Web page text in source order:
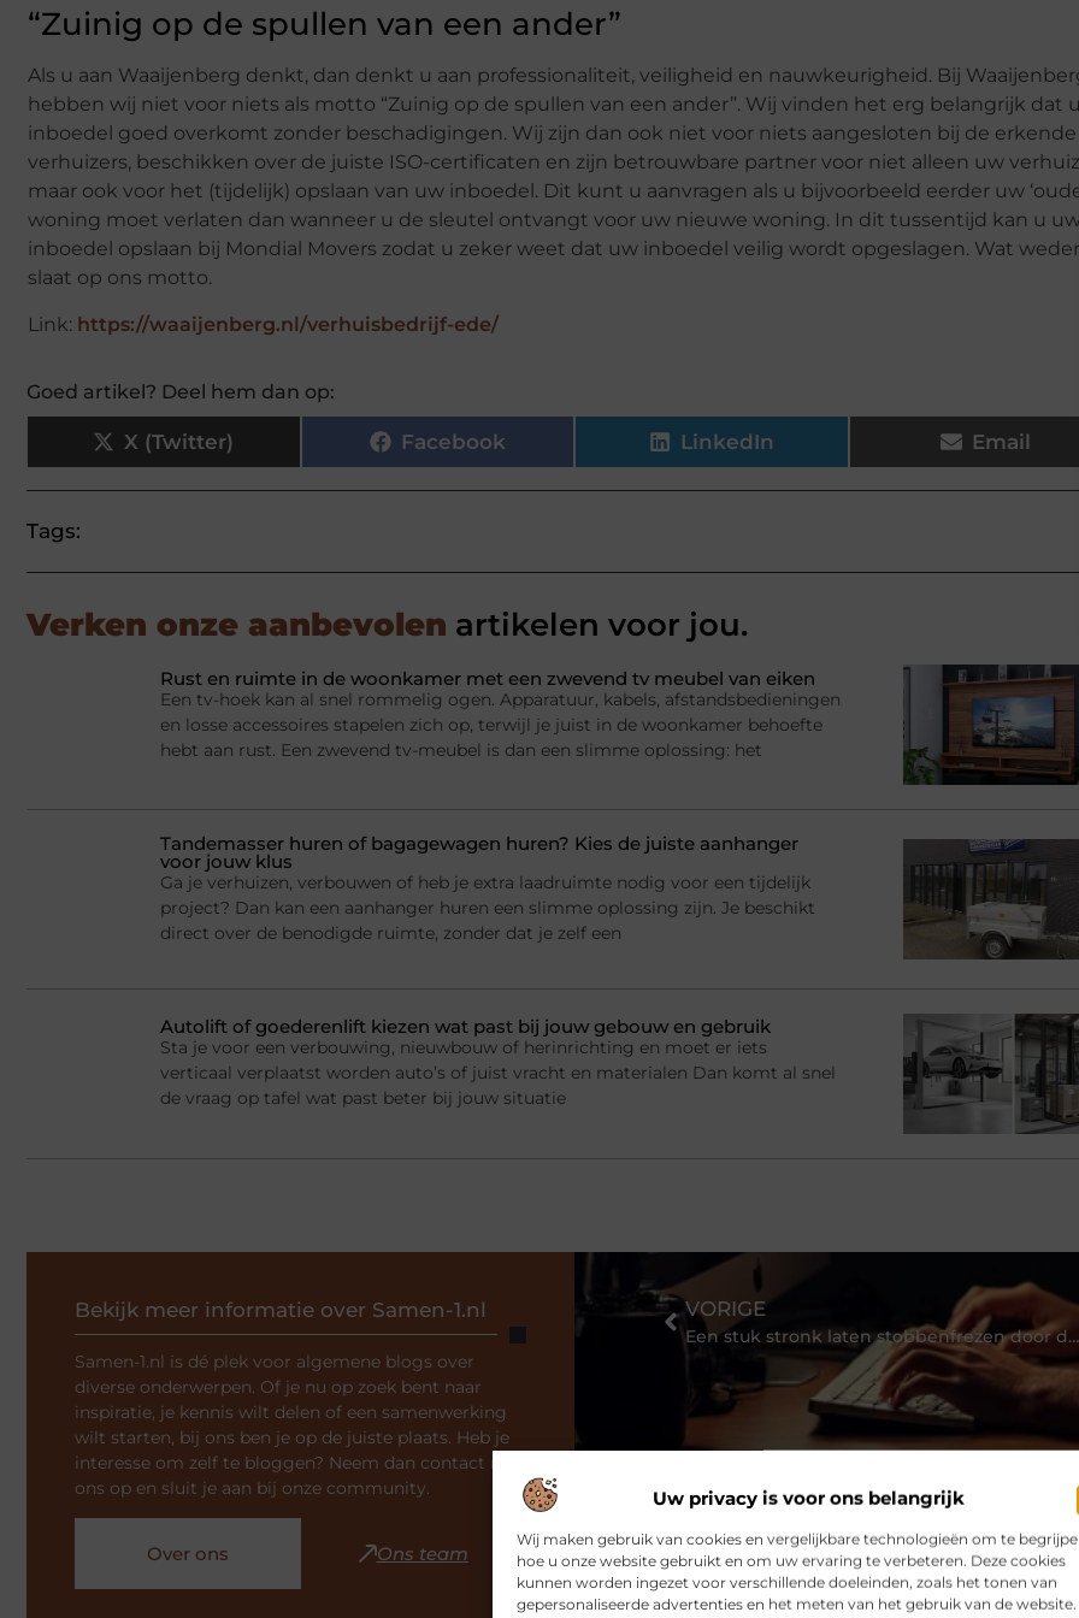
Uw privacy is voor ons belangrijk
Wij maken gebruik van cookies en vergelijkbare technologieën om te
hoe u onze website gebruikt en om uw ervaring te verbeteren. Deze cookies
kunnen worden ingezet voor verschillende doeleinden, zoals het tonen van
gepersonaliseerde advertenties en het meten van het gebruik van de website.
“Zuinig op de spullen van een ander”
Als u aan Waaijenberg denkt, dan denkt u aan professionaliteit, veiligheid en nauwkeurigheid. Bij
hebben wij niet voor niets als motto “Zuinig op de spullen van een ander”. Wij vinden het erg belangrijk dat
inboedel goed overkomt zonder beschadigingen. Wij zijn dan ook niet voor niets aangesloten bij de erkende
verhuizers, beschikken over de juiste ISO-certificaten en zijn betrouwbare partner voor niet alleen uw
maar ook voor het (tijdelijk) opslaan van uw inboedel. Dit kunt u aanvragen als u bijvoorbeeld eerder uw
woning moet verlaten dan wanneer u de sleutel ontvangt voor uw nieuwe woning. In dit tussentijd kan u
inboedel opslaan bij Mondial Movers zodat u zeker weet dat uw inboedel veilig wordt opgeslagen. Wat
slaat op ons motto.
Link: https://waaijenberg.nl/verhuisbedrijf-ede/
Goed artikel? Deel hem dan op:
X (Twitter) Facebook LinkedIn Email
Tags:
Verken onze aanbevolen artikelen voor jou.
Rust en ruimte in de woonkamer met een zwevend tv meubel van eiken
Een tv-hoek kan al snel rommelig ogen. Apparatuur, kabels, afstandsbedieningen
en losse accessoires stapelen zich op, terwijl je juist in de woonkamer behoefte
hebt aan rust. Een zwevend tv-meubel is dan een slimme oplossing: het
Tandemasser huren of bagagewagen huren? Kies de juiste aanhanger
voor jouw klus
Ga je verhuizen, verbouwen of heb je extra laadruimte nodig voor een tijdelijk
project? Dan kan een aanhanger huren een slimme oplossing zijn. Je beschikt
direct over de benodigde ruimte, zonder dat je zelf een
Autolift of goederenlift kiezen wat past bij jouw gebouw en gebruik
Sta je voor een verbouwing, nieuwbouw of herinrichting en moet er iets
verticaal verplaatst worden auto’s of juist vracht en materialen Dan komt al snel
de vraag op tafel wat past beter bij jouw situatie
Bekijk meer informatie over Samen-1.nl
Samen-1.nl is dé plek voor algemene blogs over
diverse onderwerpen. Of je nu op zoek bent naar
inspiratie, je kennis wilt delen of een samenwerking
wilt starten, bij ons ben je op de juiste plaats. Heb je
interesse om zelf te bloggen? Neem dan contact met
ons op en sluit je aan bij onze community.
Over ons Ons team
VORIGE
Een stuk stronk laten stobbenfrezen door de specialist